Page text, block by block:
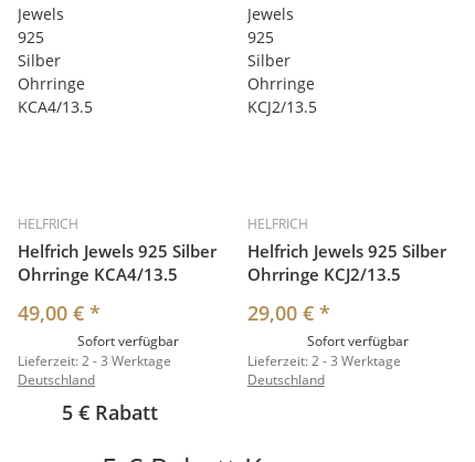
HELFRICH
Helfrich Jewels 925 Silber
Ohrringe KCA4/13.5
49,00 € *
Sofort verfügbar
Lieferzeit:2 - 3 Werktage
Deutschland
HELFRICH
Helfrich Jewels 925 Silber
Ohrringe KCJ2/13.5
29,00 € *
Sofort verfügbar
Lieferzeit:2 - 3 Werktage
Deutschland
5 € Rabatt